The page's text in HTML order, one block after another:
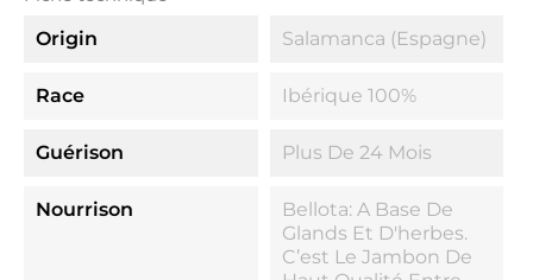
Origin
Salamanca (Espagne)
Race Ibérique 100%
Guérison Plus De 24 Mois
Nourrison
Bellota: A Base De
Glands Et D'herbes.
C’est Le Jambon De